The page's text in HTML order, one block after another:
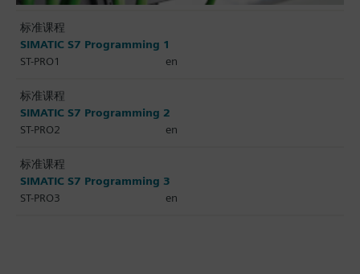
标准课程
SIMATIC S7 Programming 1
ST-PRO1
en
标准课程
SIMATIC S7 Programming 2
ST-PRO2
en
标准课程
SIMATIC S7 Programming 3
ST-PRO3
en